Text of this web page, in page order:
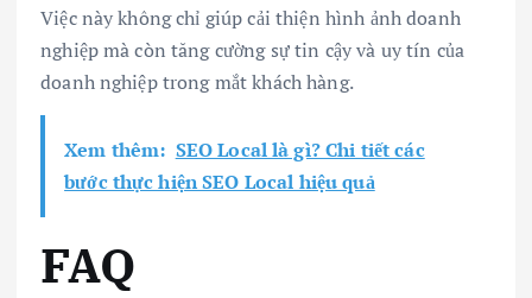
Việc này không chỉ giúp cải thiện hình ảnh doanh
nghiệp mà còn tăng cường sự tin cậy và uy tín của
doanh nghiệp trong mắt khách hàng.
Xem thêm: SEO Local là gì? Chi tiết các
bước thực hiện SEO Local hiệu quả
FAQ